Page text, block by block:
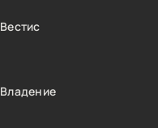
Вестис
Владение